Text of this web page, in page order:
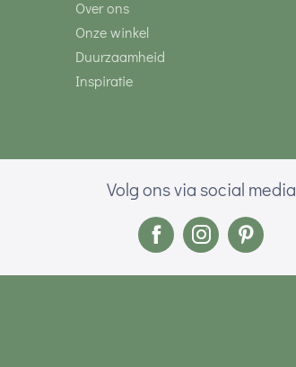
Over ons
Onze winkel
Duurzaamheid
Inspiratie
Volg ons via social media